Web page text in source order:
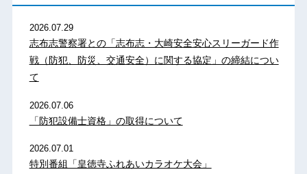
2026.07.29
志布志警察署との「志布志・大崎安全安心スリーガード作
戦（防犯、防災、交通安全）に関する協定」の締結につい
て
2026.07.06
「防犯設備士資格」の取得について
2026.07.01
特別番組「皇徳寺ふれあいカラオケ大会」